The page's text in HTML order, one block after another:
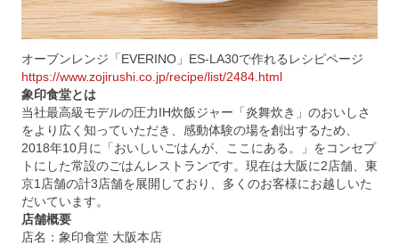
オーブンレンジ「EVERINO」ES-LA30で作れるレシピページ
https://www.zojirushi.co.jp/recipe/list/2484.html
象印食堂とは
当社最高級モデルの圧力IH炊飯ジャー「炎舞炊き」のおいしさ
をより広く知っていただき、感動体験の場を創出するため、
2018年10月に「おいしいごはんが、ここにある。」をコンセプ
トにした常設のごはんレストランです。現在は大阪に2店舗、東
京1店舗の計3店舗を展開しており、多くのお客様にお越しいた
だいています。
店舗概要
店名：象印食堂 大阪本店